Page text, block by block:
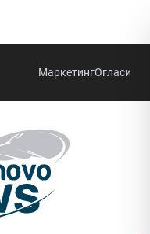
МаркетингОгласи